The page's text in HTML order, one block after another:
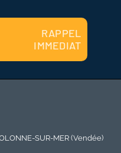
RAPPEL
IMMEDIAT
SUR-MER (Vendée)